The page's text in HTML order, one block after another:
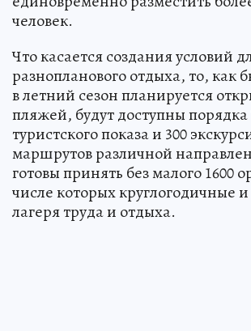
человек.
Что касается создания условий
разнопланового отдыха, то, как
в летний сезон планируется
пляжей, будут доступны порядка
туристского показа и 300
маршрутов различной
готовы принять без малого 1600
числе которых круглогодичные
лагеря труда и отдыха.